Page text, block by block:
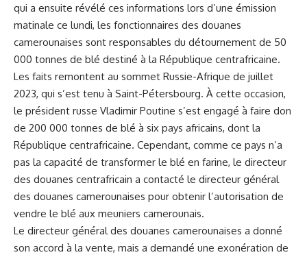
qui a ensuite révélé ces‌ informations lors d’une émission
matinale ce lundi,⁤ les fonctionnaires des douanes
camerounaises sont responsables du détournement de 50
000 tonnes de blé destiné à la République centrafricaine.
Les faits remontent ​au sommet Russie-Afrique ⁣de juillet
2023, qui s’est tenu à Saint-Pétersbourg. À cette occasion,
le président ​russe Vladimir Poutine s’est engagé à faire don
⁤de 200 000 tonnes de‌ blé à six pays africains, dont la
République⁢ centrafricaine. ⁤Cependant, comme ce pays n’a
pas la capacité de⁢ transformer le blé en farine, le directeur⁣
des douanes centrafricain a contacté le directeur général
des douanes camerounaises ⁣pour obtenir l’autorisation de
vendre le blé ⁣aux meuniers camerounais.
Le directeur général des ⁣douanes camerounaises a donné
son accord à la vente, mais a‍ demandé une exonération de